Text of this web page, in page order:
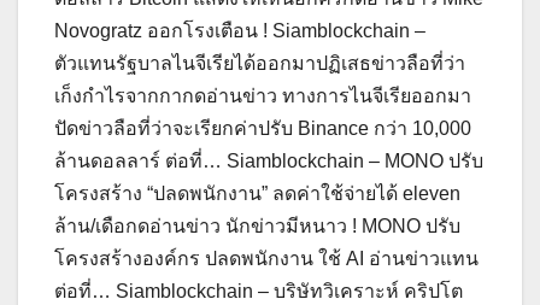
Novogratz ออกโรงเตือน ! Siamblockchain –
ตัวแทนรัฐบาลไนจีเรียได้ออกมาปฏิเสธข่าวลือที่ว่า
เก็งกำไรจากกากดอ่านข่าว ทางการไนจีเรียออกมา
ปัดข่าวลือที่ว่าจะเรียกค่าปรับ Binance กว่า 10,000
ล้านดอลลาร์ ต่อที่… Siamblockchain – MONO ปรับ
โครงสร้าง “ปลดพนักงาน” ลดค่าใช้จ่ายได้ eleven
ล้าน/เดือกดอ่านข่าว นักข่าวมีหนาว ! MONO ปรับ
โครงสร้างองค์กร ปลดพนักงาน ใช้ AI อ่านข่าวแทน
ต่อที่… Siamblockchain – บริษัทวิเคราะห์ คริปโต